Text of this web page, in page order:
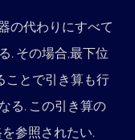
の代わりにすべて
. その場合,最下位
ことで引き算も行
る. この引き算の
を参照されたい.